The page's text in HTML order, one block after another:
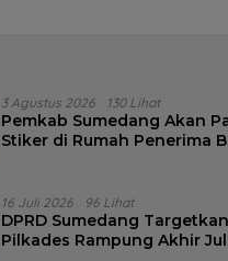
3 Agustus 2026 130 Lihat
Pemkab Sumedang Akan
Stiker di Rumah Penerima
16 Juli 2026 96 Lihat
DPRD Sumedang
Pilkades Rampung Akhir